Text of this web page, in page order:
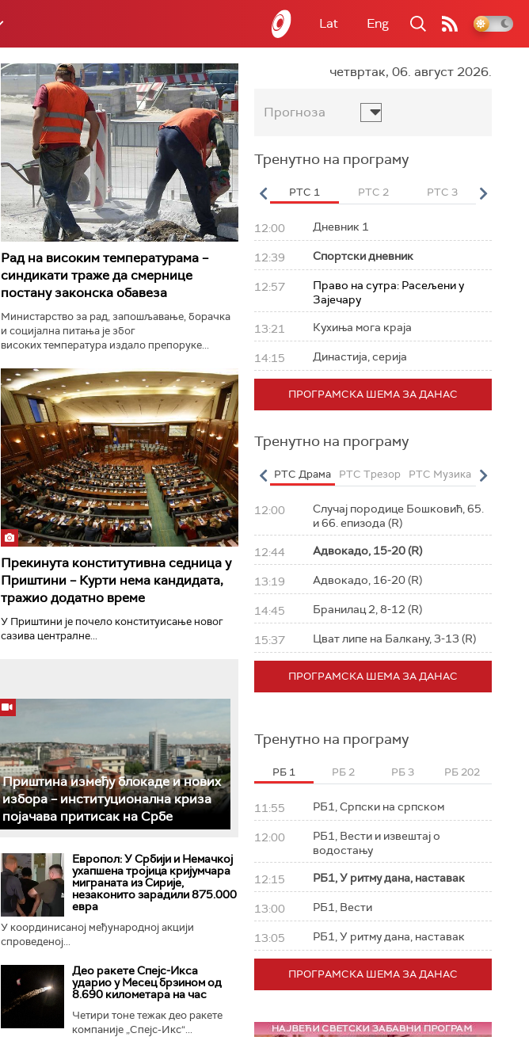
Lat Eng
Рад на високим температурама –
синдикати траже да смернице
постану законска обавеза
Министарство за рад, запошљавање, борачка
и социјална питања је због
високих температура издало препоруке...
Прекинута конститутивна седница у
Приштини – Курти нема кандидата,
тражио додатно време
У Приштини је почело конституисање новог
сазива централне...
Приштина између блокаде и нових
избора – институционална криза
појачава притисак на Србе
Европол: У Србији и Немачкој
ухапшена тројица кријумчара
миграната из Сирије,
незаконито зарадили 875.000
евра
У координисаној међународној акцији
спроведеној...
Део ракете Спејс-Икса
ударио у Месец брзином од
8.690 километара на час
Четири тоне тежак део ракете
компаније „Спејс-Икс“...
четвртак, 06. август 2026.
Прогноза
Тренутно на програму
РТС 3 РТС Свет РТС HD РТС 1 РТС 2 РТС 3 РТС
12:00 Дневник 1
12:39 Спортски дневник
12:57
Право на сутра: Расељени у
Зајечару
13:21 Кухиња мога краја
14:15 Династија, серија
ПРОГРАМСКА ШЕМА ЗА ДАНАС
Тренутно на програму
РТС Класика РТС Коло РТС Полетарац РТС Драма РТС Трезор РТС Музика РТС
12:00
Случај породице Бошковић, 65.
и 66. епизода (R)
12:44 Адвокадо, 15-20 (R)
13:19 Адвокадо, 16-20 (R)
14:45 Бранилац 2, 8-12 (R)
15:37 Цват липе на Балкану, 3-13 (R)
ПРОГРАМСКА ШЕМА ЗА ДАНАС
Тренутно на програму
РБ 1 РБ 2 РБ 3 РБ 202
11:55 РБ1, Српски на српском
12:00
РБ1, Вести и извештај о
водостању
12:15 РБ1, У ритму дана, наставак
13:00 РБ1, Вести
13:05 РБ1, У ритму дана, наставак
ПРОГРАМСКА ШЕМА ЗА ДАНАС